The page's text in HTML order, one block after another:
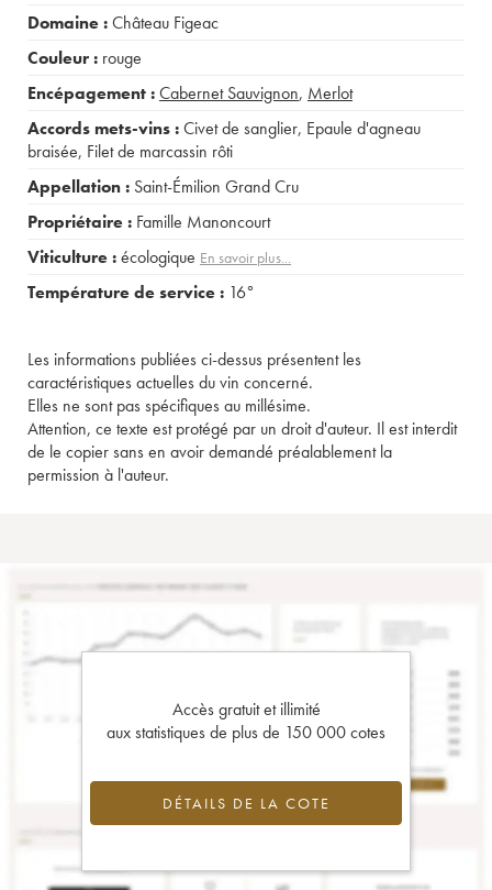
Domaine :Château Figeac
Couleur : rouge
Encépagement :Cabernet Sauvignon, Merlot
Accords mets-vins :Civet de sanglier, Epaule d'agneau
braisée, Filet de marcassin rôti
Appellation : Saint-Émilion Grand Cru
Propriétaire : Famille Manoncourt
Viticulture :écologique En savoir plus...
Température de service : 16°
Les informations publiées ci-dessus présentent les
caractéristiques actuelles du vin concerné.
Elles ne sont pas spécifiques au millésime.
Attention, ce texte est protégé par un droit d'auteur. Il est interdit
de le copier sans en avoir demandé préalablement la
permission à l'auteur.
Accès gratuit et illimité
aux statistiques de plus de 150 000 cotes
DÉTAILS DE LA COTE